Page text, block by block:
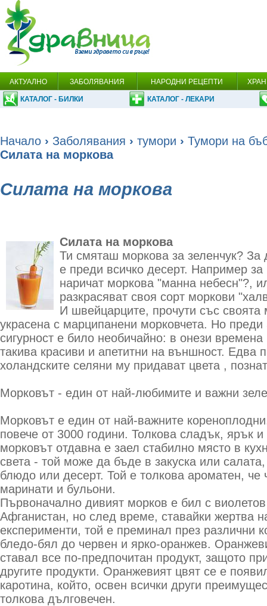
АКТУАЛНО ЗАБОЛЯВАНИЯ НАРОДНИ РЕЦЕПТИ
КАТАЛОГ - БИЛКИ КАТАЛОГ - ЛЕКАРИ
Начало › Заболявания › тумори › Тумори на
Силата на моркова
Силата на моркова
Силата на моркова
Ти смяташ моркова за зеленчук? За
е преди всичко десерт. Например за
наричат моркова "манна небесн"?,
разкрасяват своя сорт моркови
И швейцарците, прочути със своята
украсена с марципанени морковчета. Но преди
сигурност е било необичайно: в онези
такива красиви и апетитни на външност. Едва
холандските селяни му придават цвета ,
Морковът - един от най-любимите и важни
Mорковът е един от най-важните
повече от 3000 години. Толкова сладък, ярък и
морковът отдавна е заел стабилно място в
света - той може да бъде в закуска или
блюдо или десерт. Той е толкова ароматен, че
маринати и бульони.
Първоначално дивият морков е бил с
Афганистан, но след време, ставайки жертва
експерименти, той е преминал през различни
бледо-бял до червен и ярко-оранжев.
ставал все по-предпочитан продукт, защото
другите продукти. Оранжевият цвят се е
каротина, който, освен всички други
толкова дълговечен.